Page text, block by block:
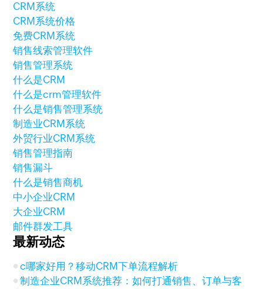
CRM系统
CRM系统价格
免费CRM系统
销售线索管理软件
销售管理系统
什么是CRM
什么是crm管理软件
什么是销售管理系统
制造业CRM系统
外贸行业CRM系统
销售管理指南
销售漏斗
什么是销售商机
中小企业CRM
大企业CRM
邮件群发工具
最新动态
c哪家好用？移动CRM下单流程解析
制造企业CRM系统推荐：如何打通销售、订单与客